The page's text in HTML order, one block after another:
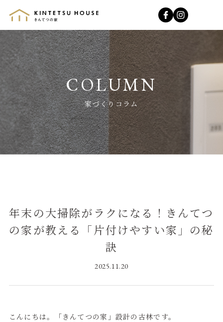
きんてつの家
家づくりコラム
年末の大掃除がラクになる！きんてつ
の家が教える「片付けやすい家」の秘
訣
2025.11.20
こんにちは。「きんてつの家」設計の古林です。